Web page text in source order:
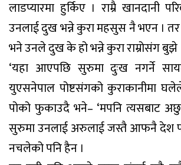
लाडप्यारमा हुर्किए । राम्रै खानदानी
उनलाई दुख भन्ने कुरा महसुस नै भएन ।
भने उनले दुख के हो भन्ने कुरा राम्रोसंग बुझे
‘यहा आएपछि सुरुमा दुःख नगर्ने
युएसनेपाल पोष्टसंगको कुराकानीमा
पोको फुकाउदै भने– ‘मपनि त्यसबाट
सुरुमा उनलाई अरुलाई जस्तै आफनै देश
नचलेको पनि हैन ।